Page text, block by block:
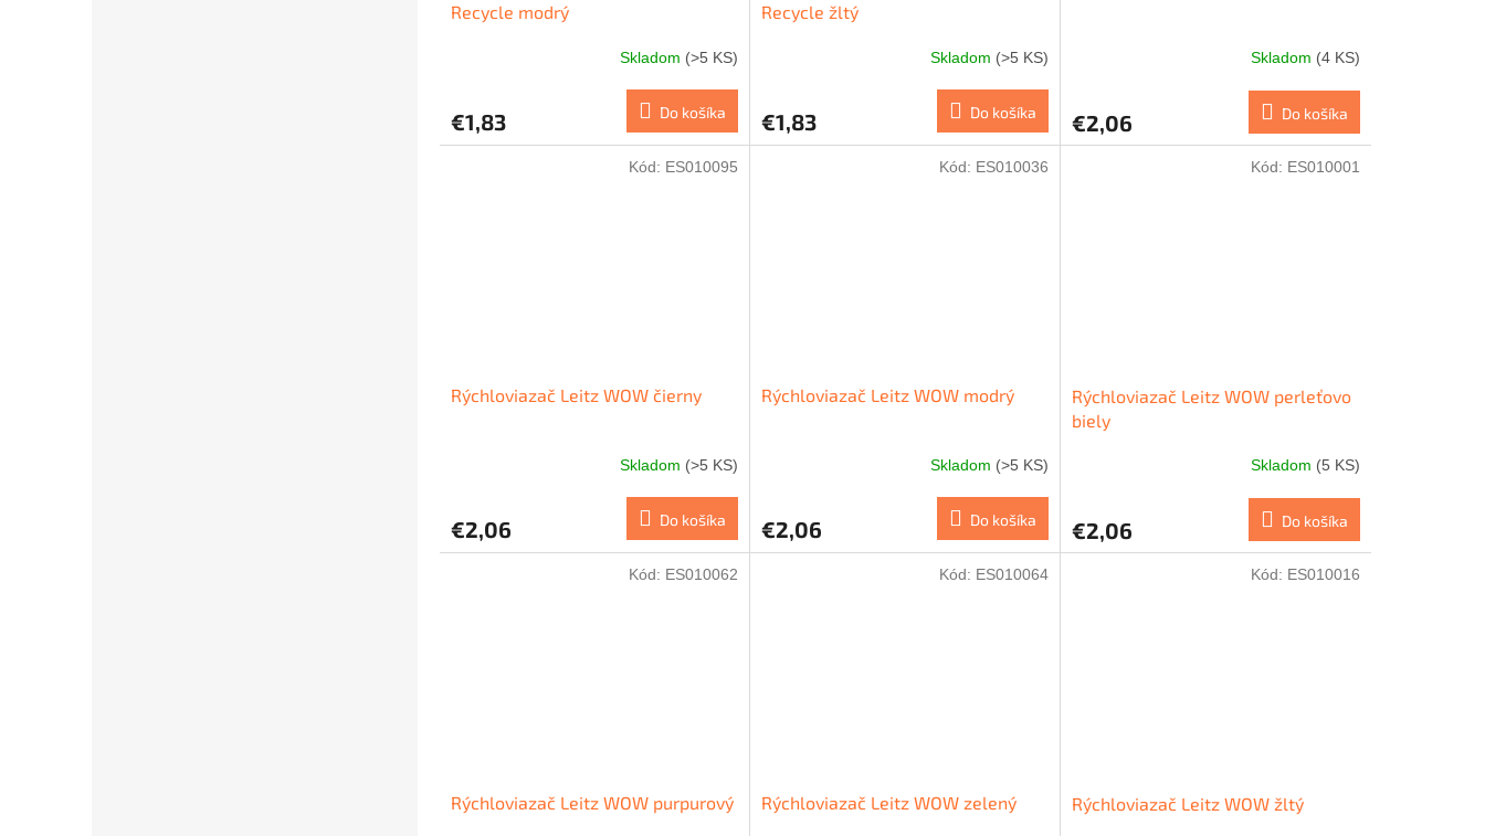
Recycle modrý
Skladom (>5 KS)
€1,83 Do košíka
Recycle žltý
Skladom (>5 KS)
€1,83 Do košíka
Skladom (4 KS)
€2,06 Do košíka
Rýchloviazač Leitz WOW čierny
Skladom (>5 KS)
€2,06 Do košíka
Kód: ES010095
Rýchloviazač Leitz WOW modrý
Skladom (>5 KS)
€2,06 Do košíka
Kód: ES010036
Rýchloviazač Leitz WOW perleťovo
biely
Skladom (5 KS)
€2,06 Do košíka
Kód: ES010001
Rýchloviazač Leitz WOW purpurový
Kód: ES010062
Rýchloviazač Leitz WOW zelený
Kód: ES010064
Rýchloviazač Leitz WOW žltý
Kód: ES010016